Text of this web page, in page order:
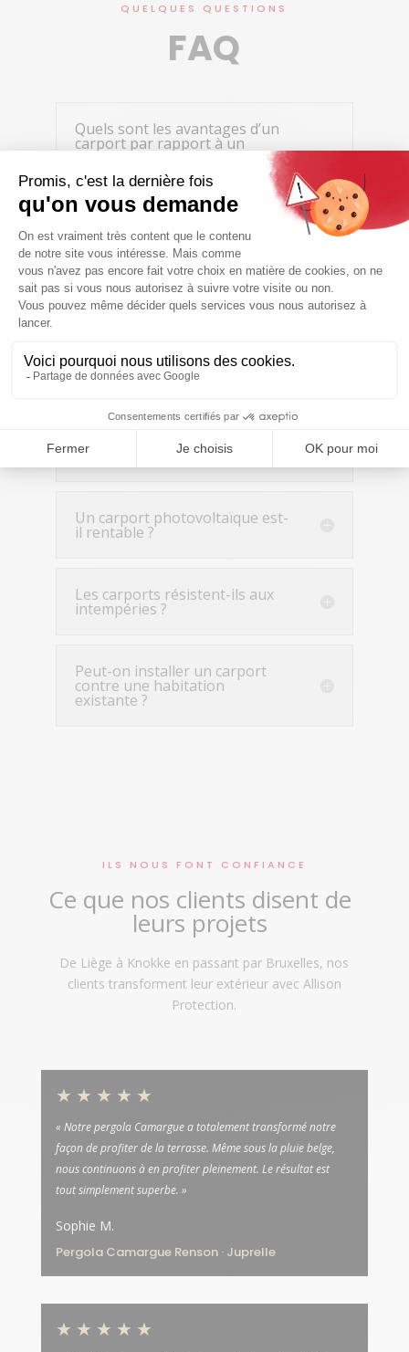
QUELQUES QUESTIONS
FAQ
Quels sont les avantages d’un
carport par rapport à un
Un carport offre une protection efficace
contre la pluie, la neige, le soleil et le gel
tout en étant plus rapide à installer et
généralement plus économique qu’un
garage traditionnel. Il favorise également
une meilleure ventilation autour du véhicule.
Les carports sont-ils réalisés
sur mesure ?
Quelle est la différence entre
un Algarve et un Vigo + Box ?
Un carport photovoltaïque est-
il rentable ?
Les carports résistent-ils aux
intempéries ?
Peut-on installer un carport
contre une habitation
existante ?
ILS NOUS FONT CONFIANCE
Ce que nos clients disent de
leurs projets
De Liège à Knokke en passant par Bruxelles, nos
clients transforment leur extérieur avec Allison
Protection.
★★★★★
« Notre pergola Camargue a totalement transformé notre
façon de profiter de la terrasse. Même sous la pluie belge,
nous continuons à en profiter pleinement. Le résultat est
tout simplement superbe. »
Sophie M.
Pergola Camargue Renson · Juprelle
★★★★★